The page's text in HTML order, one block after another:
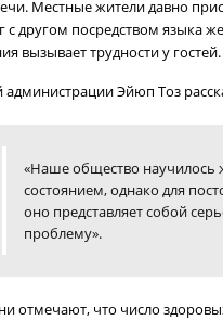
Местные жители давно
с другом посредством языка
вызывает трудности у гостей.
администрации Эйюп Тоз
«Наше общество научилось
состоянием, однако для
оно представляет собой
проблему».
отмечают, что число